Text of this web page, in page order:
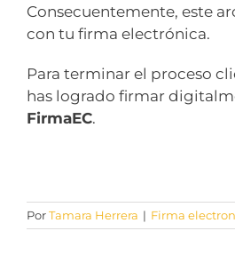
Consecuentemente, este
con tu firma electrónica.
Para terminar el proceso
has logrado firmar
FirmaEC.
PorTamara Herrera | Firma